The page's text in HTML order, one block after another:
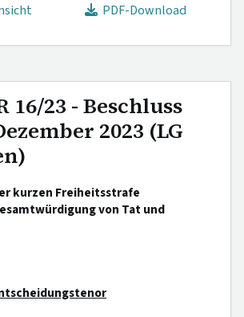
PDF-Download
16/23 - Beschluss
2023 (LG
kurzen Freiheitsstrafe
von Tat und